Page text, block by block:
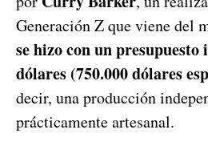
Generación Z que viene del
se hizo con un
dólares (750.000 dólares
decir, una producción
prácticamente artesanal.